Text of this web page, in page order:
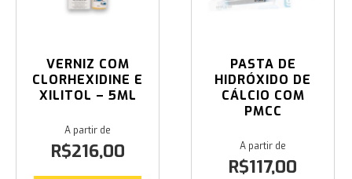
VERNIZ COM
CLORHEXIDINE E
XILITOL – 5ML
R$216,00
PASTA DE
HIDRÓXIDO DE
CÁLCIO COM
PMCC
R$117,00